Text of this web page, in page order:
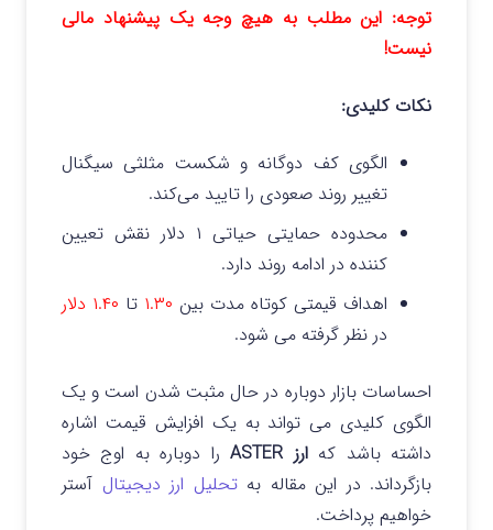
توجه: این مطلب به هیچ وجه یک پیشنهاد مالی
نیست!
نکات کلیدی:
الگوی کف دوگانه و شکست مثلثی سیگنال
تغییر روند صعودی را تایید می‌کند.
محدوده حمایتی حیاتی ۱ دلار نقش تعیین
کننده در ادامه روند دارد.
اهداف قیمتی کوتاه مدت بین ۱.۳۰ تا ۱.۴۰ دلار
در نظر گرفته می شود.
احساسات بازار دوباره در حال مثبت شدن است و یک
الگوی کلیدی می تواند به یک افزایش قیمت اشاره
داشته باشد کهارز ASTER
را دوباره به اوج خود
بازگرداند. در این مقاله بهتحلیل ارز دیجیتال آستر
خواهیم پرداخت.